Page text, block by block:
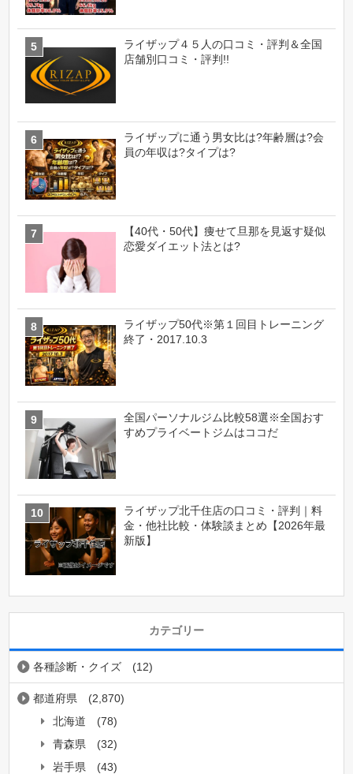
ライザップ４５人の口コミ・評判＆全国
店舗別口コミ・評判!!
ライザップに通う男女比は?年齢層は?会
員の年収は?タイプは?
【40代・50代】痩せて旦那を見返す疑似
恋愛ダイエット法とは?
ライザップ50代※第１回目トレーニング
終了・2017.10.3
全国パーソナルジム比較58選※全国おす
すめプライベートジムはココだ
ライザップ北千住店の口コミ・評判｜料
金・他社比較・体験談まとめ【2026年最
新版】
カテゴリー
各種診断・クイズ (12)
都道府県
(2,870)
北海道
(78)
青森県
(32)
岩手県
(43)